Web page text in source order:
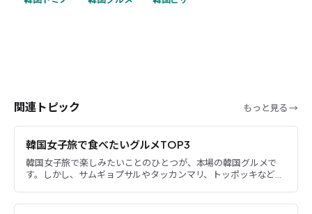
関連トピック もっと見る →
韓国女子旅で食べたいグルメTOP3
韓国女子旅で楽しみたいことのひとつが、本場の韓国グルメで
す。しかし、サムギョプサルやタッカンマリ、トッポッキなど候